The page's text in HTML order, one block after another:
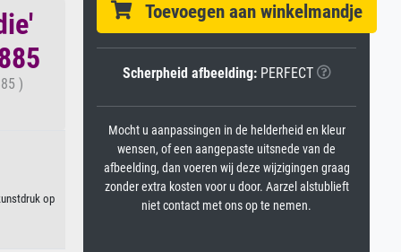
)
op
Toevoegen aan winkelmandje
Scherpheid afbeelding:PERFECT
Mocht u aanpassingen in de helderheid en kleur
wensen, of een aangepaste uitsnede van de
afbeelding, dan voeren wij deze wijzigingen graag
zonder extra kosten voor u door. Aarzel alstublieft
niet contact met ons op te nemen.